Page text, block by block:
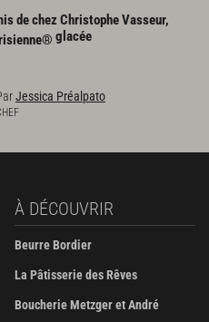
de chez Christophe Vasseur,
glacée
Jessica Préalpato
À DÉCOUVRIR
Beurre Bordier
La Pâtisserie des Rêves
Boucherie Metzger et André